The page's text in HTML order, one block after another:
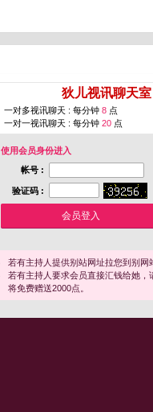
狄儿视讯聊天室
一对多视讯聊天 : 每分钟 8 点
一对一视讯聊天 : 每分钟 20 点
使用会员身份进入
帐号 :
验证码 :
若有主持人提供别站网址拉您到别网
若有主持人要求会员直接汇钱给她
将免费赠送2000点。